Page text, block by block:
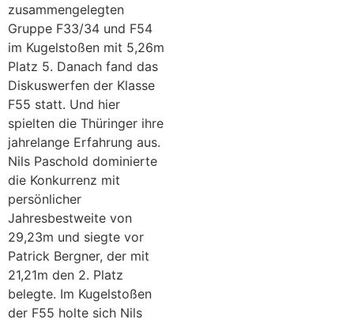
zusammengelegten
Gruppe F33/34 und F54
im Kugelstoßen mit 5,26m
Platz 5. Danach fand das
Diskuswerfen der Klasse
F55 statt. Und hier
spielten die Thüringer ihre
jahrelange Erfahrung aus.
Nils Paschold dominierte
die Konkurrenz mit
persönlicher
Jahresbestweite von
29,23m und siegte vor
Patrick Bergner, der mit
21,21m den 2. Platz
belegte. Im Kugelstoßen
der F55 holte sich Nils